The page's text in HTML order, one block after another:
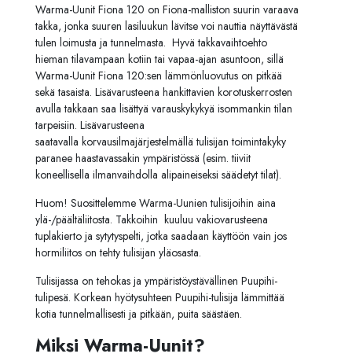
Warma-Uunit Fiona 120 on Fiona-malliston suurin varaava
takka, jonka suuren lasiluukun lävitse voi nauttia näyttävästä
tulen loimusta ja tunnelmasta. Hyvä takkavaihtoehto
hieman tilavampaan kotiin tai vapaa-ajan asuntoon, sillä
Warma-Uunit Fiona 120:sen lämmönluovutus on pitkää
sekä tasaista. Lisävarusteena hankittavien korotuskerrosten
avulla takkaan saa lisättyä varauskykykyä isommankin tilan
tarpeisiin. Lisävarusteena
saatavalla korvausilmajärjestelmällä tulisijan toimintakyky
paranee haastavassakin ympäristössä (esim. tiiviit
koneellisella ilmanvaihdolla alipaineiseksi säädetyt tilat).
Huom! Suosittelemme Warma-Uunien tulisijoihin aina
ylä-/päältäliitosta. Takkoihin kuuluu vakiovarusteena
tuplakierto ja sytytyspelti, jotka saadaan käyttöön vain jos
hormiliitos on tehty tulisijan yläosasta.
Tulisijassa on tehokas ja ympäristöystävällinen Puupihi-
tulipesä. Korkean hyötysuhteen Puupihi-tulisija lämmittää
kotia tunnelmallisesti ja pitkään, puita säästäen.
Miksi Warma-Uunit?